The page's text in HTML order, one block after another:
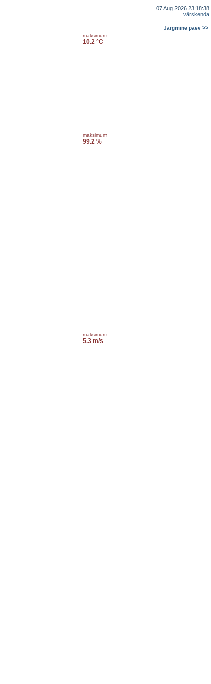
07 Aug 2026 23:18:38
värskenda
Järgmine päev >>
maksimum
10.2 °C
maksimum
99.2 %
maksimum
5.3 m/s